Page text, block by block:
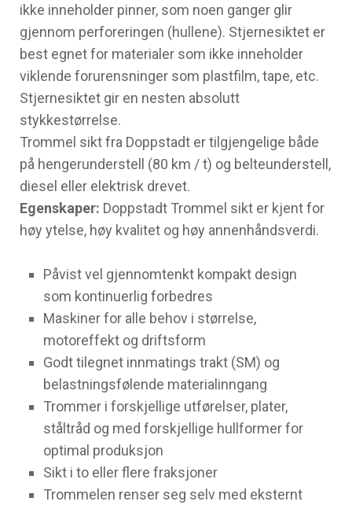
ikke inneholder pinner, som noen ganger glir
gjennom perforeringen (hullene). Stjernesiktet er
best egnet for materialer som ikke inneholder
viklende forurensninger som plastfilm, tape, etc.
Stjernesiktet gir en nesten absolutt
stykkestørrelse.
Trommel sikt fra Doppstadt er tilgjengelige både
på hengerunderstell (80 km / t) og belteunderstell,
diesel eller elektrisk drevet.
Egenskaper: Doppstadt Trommel sikt er kjent for
høy ytelse, høy kvalitet og høy annenhåndsverdi.
Påvist vel gjennomtenkt kompakt design
som kontinuerlig forbedres
Maskiner for alle behov i størrelse,
motoreffekt og driftsform
Godt tilegnet innmatings trakt (SM) og
belastningsfølende materialinngang
Trommer i forskjellige utførelser, plater,
ståltråd og med forskjellige hullformer for
optimal produksjon
Sikt i to eller flere fraksjoner
Trommelen renser seg selv med eksternt